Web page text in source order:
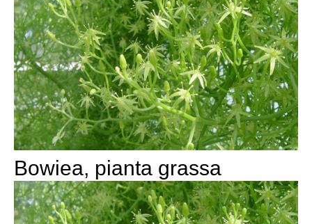
Bowiea, pianta grassa